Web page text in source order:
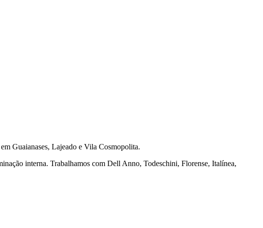
Guaianases, Lajeado e Vila Cosmopolita.
interna. Trabalhamos com Dell Anno, Todeschini, Florense, Italínea,